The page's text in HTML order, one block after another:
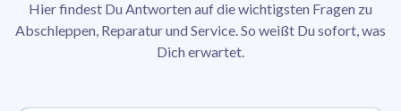
Hier findest Du Antworten auf die wichtigsten Fragen zu
Abschleppen, Reparatur und Service. So weißt Du sofort, was
Dich erwartet.